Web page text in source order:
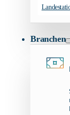
Branchen